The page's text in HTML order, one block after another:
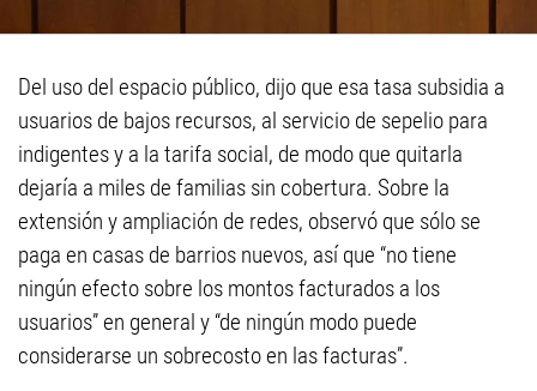
Del uso del espacio público, dijo que esa tasa subsidia a
usuarios de bajos recursos, al servicio de sepelio para
indigentes y a la tarifa social, de modo que quitarla
dejaría a miles de familias sin cobertura. Sobre la
extensión y ampliación de redes, observó que sólo se
paga en casas de barrios nuevos, así que “no tiene
ningún efecto sobre los montos facturados a los
usuarios” en general y “de ningún modo puede
considerarse un sobrecosto en las facturas”.